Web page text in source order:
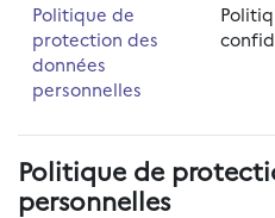
Politique de
protection des
données
personnelles
Politique de
personnelles